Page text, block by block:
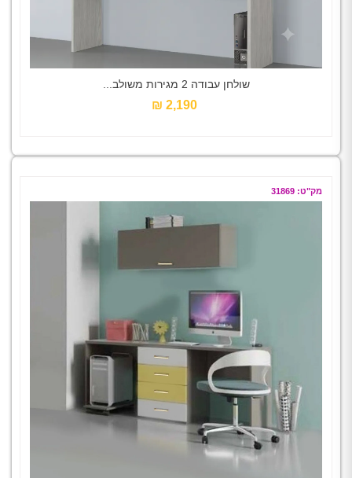
שולחן עבודה 2 מגירות משולב...
2,190 ₪‎
מק"ט: 31869